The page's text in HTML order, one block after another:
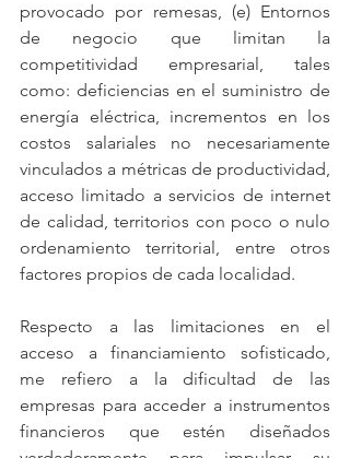
provocado por remesas, (e) Entornos
de negocio que limitan la
competitividad empresarial, tales
como: deficiencias en el suministro de
energía eléctrica, incrementos en los
costos salariales no necesariamente
vinculados a métricas de productividad,
acceso limitado a servicios de internet
de calidad, territorios con poco o nulo
ordenamiento territorial, entre otros
factores propios de cada localidad.
Respecto a las limitaciones en el
acceso a financiamiento sofisticado,
me refiero a la dificultad de las
empresas para acceder a instrumentos
financieros que estén diseñados